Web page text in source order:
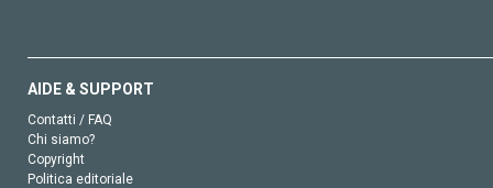
AIDE & SUPPORT
Contatti / FAQ
Chi siamo?
Copyright
Politica editoriale